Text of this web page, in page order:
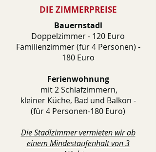
DIE ZIMMERPREISE
Bauernstadl
Doppelzimmer - 120 Euro
Familienzimmer (für 4 Personen) -
180 Euro
Ferienwohnung
mit 2 Schlafzimmern,
kleiner Küche, Bad und Balkon -
(für 4 Personen-180 Euro)
Die Stadlzimmer vermieten wir ab
einem Mindestaufenhalt von 3